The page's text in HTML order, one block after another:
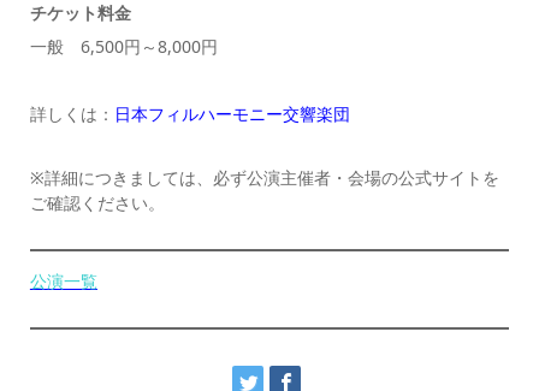
チケット料金
一般 6,500円～8,000円
詳しくは： 日本フィルハーモニー交響楽団
※詳細につきましては、必ず公演主催者・会場の公式サイトを
ご確認ください。
公演一覧